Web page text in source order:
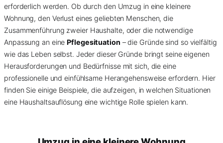
erforderlich werden. Ob durch den Umzug in eine kleinere
Wohnung, den Verlust eines geliebten Menschen, die
Zusammenführung zweier Haushalte, oder die notwendige
Anpassung an einePflegesituation – die Gründe sind so vielfältig
wie das Leben selbst. Jeder dieser Gründe bringt seine eigenen
Herausforderungen und Bedürfnisse mit sich, die eine
professionelle und einfühlsame Herangehensweise erfordern. Hier
finden Sie einige Beispiele, die aufzeigen, in welchen Situationen
eine Haushaltsauflösung eine wichtige Rolle spielen kann.